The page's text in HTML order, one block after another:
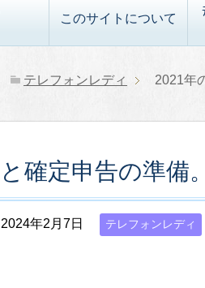
このサイトについて
テレフォンレディ 2021年
確定申告の準備。
2024年2月7日 テレフォンレディ